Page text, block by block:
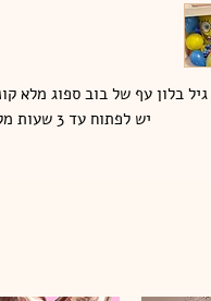
בלון עף של בוב ספוג מלא
יש לפתוח עד 3 שעות מקבלת הקופסא